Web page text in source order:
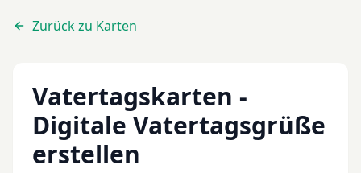
Zurück zu Karten
Vatertagskarten -
Digitale Vatertagsgrüße
erstellen